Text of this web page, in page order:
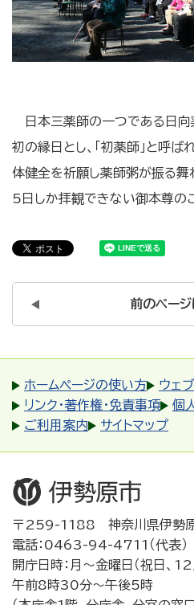
日本三薬師の一つである日
初の縁日とし、「初薬師」と呼ば
体健全を祈願し薬師粥が振る舞
5日しか拝観できない御本尊の
前のペー
ホームページの使い方
ウェ
リンク・著作権・免責事項
個
ご利用案内
サイトマップ
〒259-1188 神奈川県伊勢
電話：0463-94-4711（代表）
開庁日時：月～金曜日（祝日、
午前8時30分～午後5時